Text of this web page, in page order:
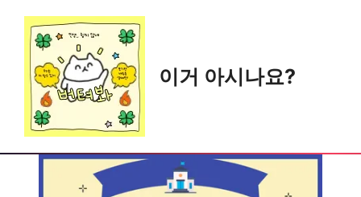
content
이거 아시나요?